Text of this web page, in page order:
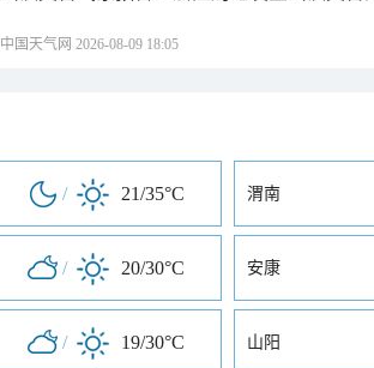
中国天气网 2026-08-09 18:05
/ 21/35°C 渭南
/ 20/30°C 安康
/ 19/30°C 山阳